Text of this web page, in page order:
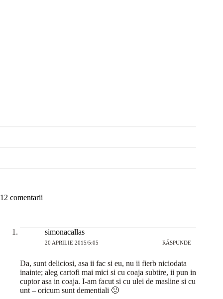
12 comentarii
simonacallas
20 APRILIE 2015/5:05 RĂSPUNDE
Da, sunt deliciosi, asa ii fac si eu, nu ii fierb niciodata
inainte; aleg cartofi mai mici si cu coaja subtire, ii pun in
cuptor asa in coaja. I-am facut si cu ulei de masline si cu
unt – oricum sunt dementiali 🙂